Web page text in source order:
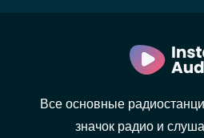
Все основные
значок радио и